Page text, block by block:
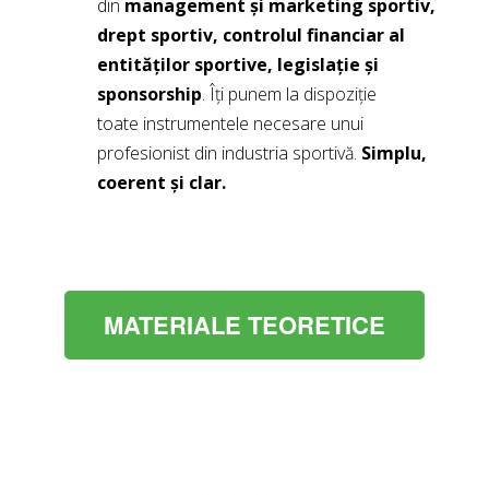
din management și marketing sportiv,
drept sportiv, controlul financiar al
entităților sportive, legislație și
sponsorship. Îți punem la dispoziție
toate instrumentele necesare unui
profesionist din industria sportivă. Simplu,
coerent și clar.
MATERIALE TEORETICE